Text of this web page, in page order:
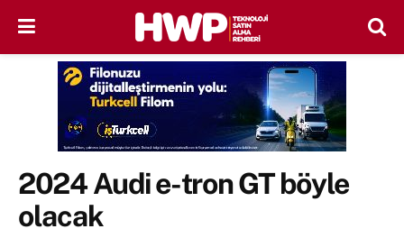
2024 Audi e-tron GT böyle
olacak